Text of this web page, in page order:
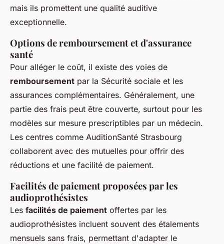
mais ils promettent une qualité auditive
exceptionnelle.
Options de remboursement et d'assurance
santé
Pour alléger le coût, il existe des voies de
remboursement par la Sécurité sociale et les
assurances complémentaires. Généralement, une
partie des frais peut être couverte, surtout pour les
modèles sur mesure prescriptibles par un médecin.
Les centres comme AuditionSanté Strasbourg
collaborent avec des mutuelles pour offrir des
réductions et une facilité de paiement.
Facilités de paiement proposées par les
audioprothésistes
Les facilités de paiement offertes par les
audioprothésistes incluent souvent des étalements
mensuels sans frais, permettant d'adapter le